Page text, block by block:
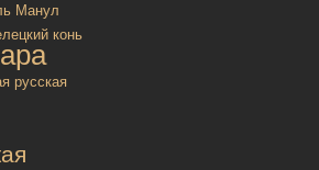
Манул
конь
русская